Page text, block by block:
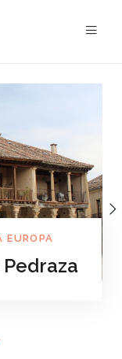
EUROPA